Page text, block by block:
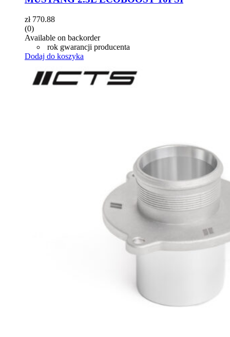
zł770.88
(0)
Available on backorder
rok gwarancji producenta
Dodaj do koszyka